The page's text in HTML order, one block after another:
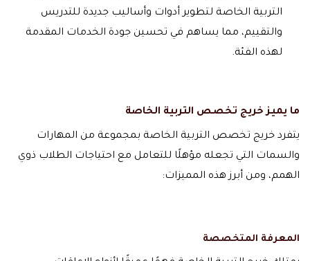
التربية الخاصة لتطوير أدوات وأساليب جديدة للتدريس
والتقييم، مما يساهم في تحسين جودة الخدمات المقدمة
لهذه الفئة.
ما يميز خريج تخصص التربية الخاصة
يتفرد خريج تخصص التربية الخاصة بمجموعة من المهارات
والسمات التي تجعله مؤهلًا للتعامل مع احتياجات الطلاب ذوي
الهمم، ومن أبرز هذه المميزات:
المعرفة المتخصصة